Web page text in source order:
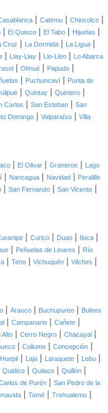
| Catemu | Chincolco |
| El Quisco | El Tabo | Hijuelas |
Cruz | La Dormida | La Ligua |
| Llay-Llay | Llo-Lleo | Lo Abarca
| Olmué | Papudo |
| Puchuncaví | Punta de
| Quintay | Quintero |
Carlos | San Esteban | San
Domingo | Valparaíso | Villa
| El Olivar | Graneros |
Lago
| Nancagua | Navidad | Peralillo
| San Fernando | San Vicente |
| Curicó | Duao | Iloca |
| Peñuelas de Linares | Río
| Teno | Vichuquén | Vilches |
| Arauco | Buchupureo | Bulnes
| Campanario | Cañete |
Alto | Cerro Negro | Chacayal |
| Coliumo | Concepción |
Huepil | Laja | Laraquete | Lebu |
Quidico | Quilaco | Quillón |
de Purén | San Pedro de la
| Tomé | Trehualemu |